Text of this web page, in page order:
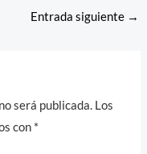
Entrada siguiente →
será publicada. Los
con *